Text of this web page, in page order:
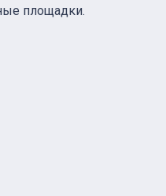
площадки.